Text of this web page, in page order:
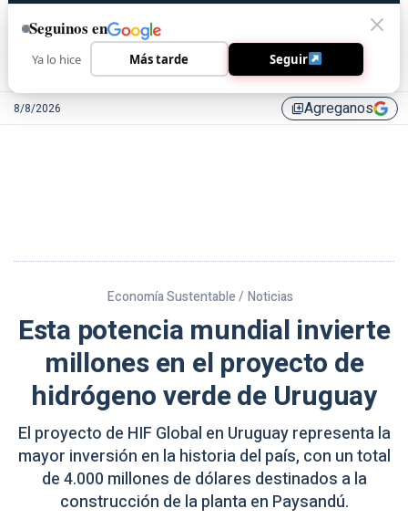
8/8/2026 library_addAgreganos
Economía Sustentable / Noticias
Esta potencia mundial invierte
millones en el proyecto de
hidrógeno verde de Uruguay
El proyecto de HIF Global en Uruguay representa la
mayor inversión en la historia del país, con un total
de 4.000 millones de dólares destinados a la
construcción de la planta en Paysandú.
Seguinos en
Ya lo hice Más tarde Seguir